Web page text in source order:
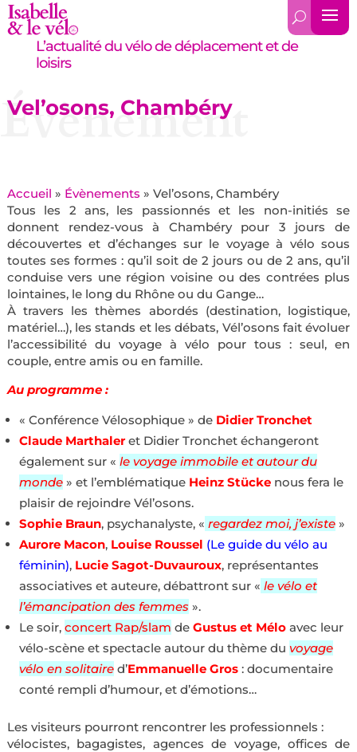
L’actualité du vélo de déplacement et de
loisirs
Vel’osons, Chambéry
Évènement
Accueil » Évènements » Vel’osons, Chambéry
Tous les 2 ans, les passionnés et les non-initiés se
donnent rendez-vous à Chambéry pour 3 jours de
découvertes et d’échanges sur le voyage à vélo sous
toutes ses formes : qu’il soit de 2 jours ou de 2 ans, qu’il
conduise vers une région voisine ou des contrées plus
lointaines, le long du Rhône ou du Gange…
À travers les thèmes abordés (destination, logistique,
matériel…), les stands et les débats, Vél’osons fait évoluer
l’accessibilité du voyage à vélo pour tous : seul, en
couple, entre amis ou en famille.
Au programme :
« Conférence Vélosophique » de Didier Tronchet
Claude Marthaleret Didier Tronchet échangeront
également sur « le voyage immobile et autour du
monde» et l’emblématique Heinz Stücke nous fera le
plaisir de rejoindre Vél’osons.
Sophie Braun, psychanalyste, « regardez moi, j’existe »
Aurore Macon, Louise Roussel (Le guide du vélo au
féminin), Lucie Sagot-Duvauroux, représentantes
associatives et auteure, débattront sur « le vélo et
l’émancipation des femmes ».
Le soir, concert Rap/slam de Gustus et Méloavec leur
vélo-scène et spectacle autour du thème du voyage
vélo en solitaired’Emmanuelle Gros: documentaire
conté rempli d’humour, et d’émotions…
Les visiteurs pourront rencontrer les professionnels :
vélocistes, bagagistes, agences de voyage, offices de